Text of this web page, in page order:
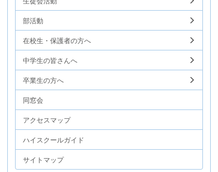
部活動
在校生・保護者の方へ
中学生の皆さんへ
卒業生の方へ
同窓会
アクセスマップ
ハイスクールガイド
サイトマップ